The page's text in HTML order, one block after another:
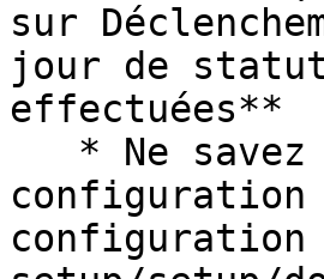
sur
jour de statut
effectuées**
configuration